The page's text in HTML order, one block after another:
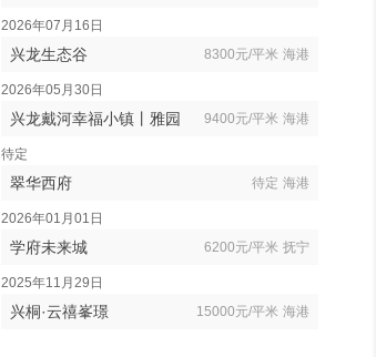
2026年07月16日
兴龙生态谷 8300元/平米 海港
2026年05月30日
兴龙戴河幸福小镇丨雅园 9400元/平米 海港
待定
翠华西府 待定 海港
2026年01月01日
学府未来城 6200元/平米 抚宁
2025年11月29日
兴桐·云禧峯璟 15000元/平米 海港